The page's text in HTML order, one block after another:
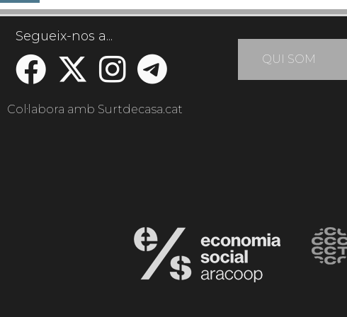
Segueix-nos a...
QUI SOM
Col·labora amb Surtdecasa.cat